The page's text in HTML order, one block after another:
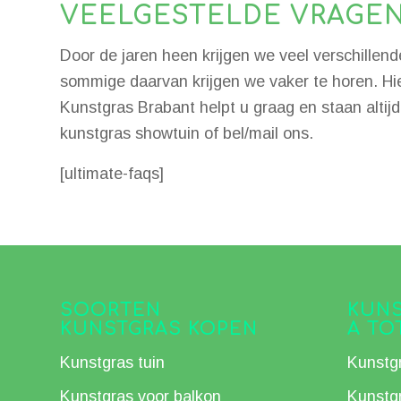
VEELGESTELDE
Door de jaren heen krijgen we veel
sommige daarvan krijgen we vaker te horen.
Kunstgras Brabant helpt u graag en staan
kunstgras showtuin of bel/mail ons.
[ultimate-faqs]
SOORTEN
KUNSTGRAS KOPEN
Kunstgras tuin
Kunstgras voor balkon
A